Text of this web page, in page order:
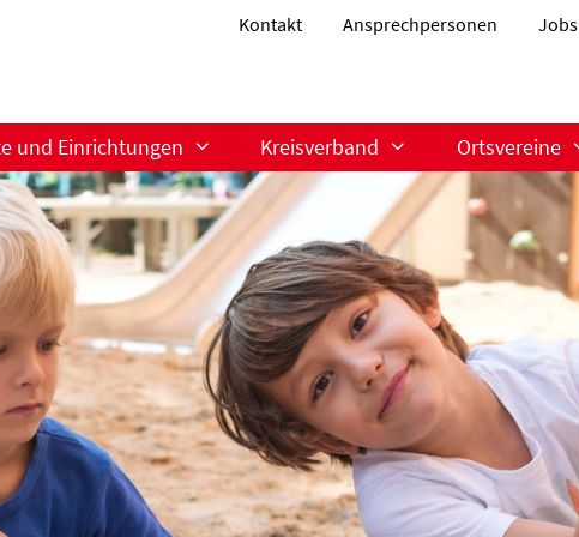
Kontakt Ansprechpersonen Jobs
und Einrichtungen Kreisverband Ortsvereine